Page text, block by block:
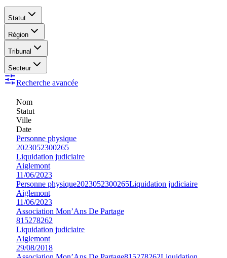
Statut
Région
Tribunal
Secteur
Recherche avancée
Nom
Statut
Ville
Date
Personne physique
2023052300265
Liquidation judiciaire
Aiglemont
11/06/2023
Personne physique2023052300265Liquidation judiciaire
Aiglemont
11/06/2023
Association Mon’Ans De Partage
815278262
Liquidation judiciaire
Aiglemont
29/08/2018